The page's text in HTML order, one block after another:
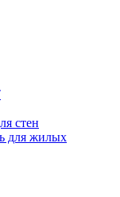
стен
для жилых